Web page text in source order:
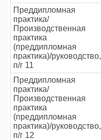
Преддипломная
практика/
Производственная
практика
(преддипломная
практика)/руководство,
п/г 11
Преддипломная
практика/
Производственная
практика
(преддипломная
практика)/руководство,
п/г 12